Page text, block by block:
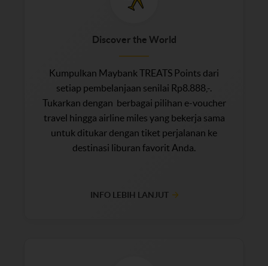
Discover the World
Kumpulkan Maybank TREATS Points dari
setiap pembelanjaan senilai Rp8.888,-.
Tukarkan dengan berbagai pilihan e-voucher
travel hingga airline miles yang bekerja sama
untuk ditukar dengan tiket perjalanan ke
destinasi liburan favorit Anda.
INFO LEBIH LANJUT